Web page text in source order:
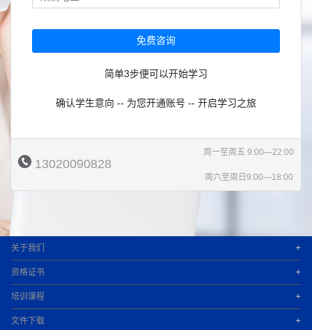
免费咨询
简单3步便可以开始学习
确认学生意向 -- 为您开通账号 -- 开启学习之旅
13020090828
周一至周五 9:00—22:00
周六至周日9:00—18:00
关于我们 +
资格证书 +
培训课程 +
文件下载 +